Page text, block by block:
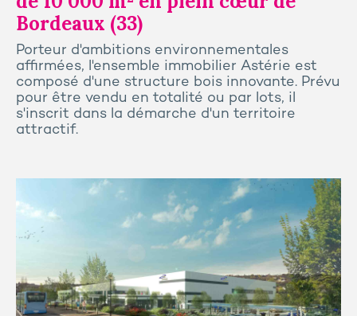
Bordeaux (33)
Porteur d'ambitions environnementales
affirmées, l'ensemble immobilier Astérie est
composé d'une structure bois innovante. Prévu
pour être vendu en totalité ou par lots, il
s'inscrit dans la démarche d'un territoire
attractif.